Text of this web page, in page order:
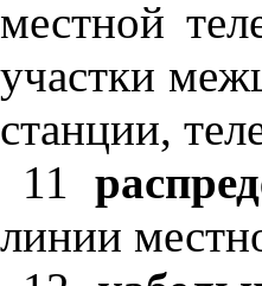
местной
участки
станции,
11
линии